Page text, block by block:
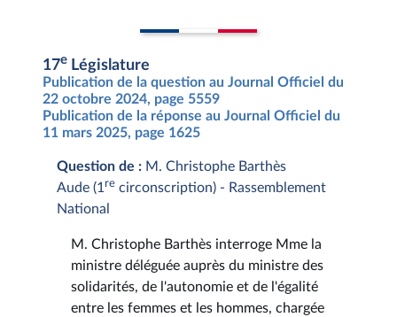
17e Législature
Publication de la question au Journal Officiel du
22 octobre 2024, page 5559
Publication de la réponse au Journal Officiel du
11 mars 2025, page 1625
Question de : M. Christophe Barthès
Aude (1 re circonscription) - Rassemblement
National
M. Christophe Barthès interroge Mme la
ministre déléguée auprès du ministre des
solidarités, de l'autonomie et de l'égalité
entre les femmes et les hommes, chargée